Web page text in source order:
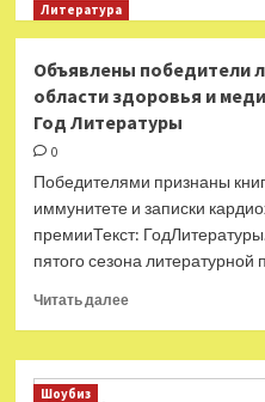
Сальников
и
Вера
в
Белград
—
Год
Литература
Объявлены победители
области здоровья и
Год Литературы
0
Победителями признаны
иммунитете и записки
премииТекст:
пятого сезона литературной
Читать далееПрочитать
Объявлены
Найти:
Шоубиз